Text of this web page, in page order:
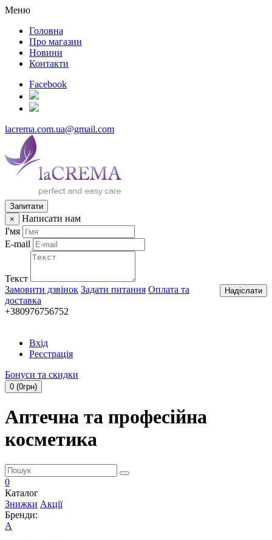
Меню
Головна
Про магазин
Новини
Контакти
Facebook
lacrema.com.ua@gmail.com
Запитати
×
Написати нам
І'мя
E-mail
Текст
Надіслати
Замовити дзвінок Задати питання Оплата та
доставка
+380976756752
Вхід
Реєстрація
Бонуси та скидки
0 (0грн)
Аптечна та професійна
косметика
0
Каталог
Знижки Акції
Бренди:
A